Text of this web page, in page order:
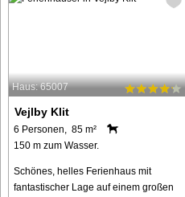
Haus: 65007
Vejlby Klit
6 Personen, 85 m²
150 m zum Wasser.
Schönes, helles Ferienhaus mit
fantastischer Lage auf einem großen